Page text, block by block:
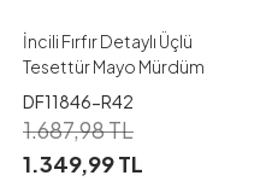
İncili Fırfır Detaylı Üçlü
Tesettür Mayo Mürdüm
DF11846-R42
1.687,98TL
1.349,99TL
38 40 42
48 50